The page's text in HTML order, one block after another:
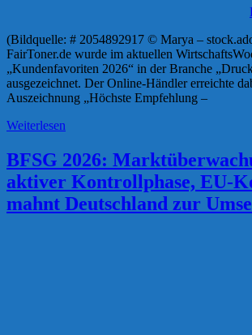
(Bildquelle: # 2054892917 © Marya –
FairToner.de wurde im aktuellen
„Kundenfavoriten 2026“ in der Branche
ausgezeichnet. Der Online-Händler erreichte
Auszeichnung „Höchste Empfehlung –
Weiterlesen
BFSG 2026:
aktiver Kontrollphase, EU-
mahnt Deutschland zur